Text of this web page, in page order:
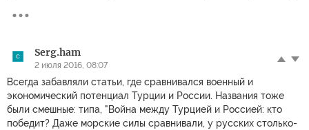
Serg.ham
2 июля 2016, 08:07
Всегда забавляли статьи, где сравнивался военный и
экономический потенциал Турции и России. Названия тоже
были смешные: типа, "Война между Турцией и Россией: кто
победит? Даже морские силы сравнивали, у русских столько-